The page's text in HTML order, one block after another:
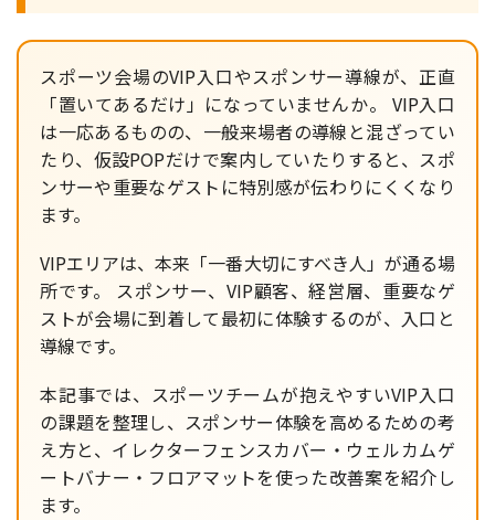
スポーツ会場のVIP入口やスポンサー導線が、正直
「置いてあるだけ」になっていませんか。 VIP入口
は一応あるものの、一般来場者の導線と混ざってい
たり、仮設POPだけで案内していたりすると、スポ
ンサーや重要なゲストに特別感が伝わりにくくなり
ます。
VIPエリアは、本来「一番大切にすべき人」が通る場
所です。 スポンサー、VIP顧客、経営層、重要なゲ
ストが会場に到着して最初に体験するのが、入口と
導線です。
本記事では、スポーツチームが抱えやすいVIP入口
の課題を整理し、スポンサー体験を高めるための考
え方と、イレクターフェンスカバー・ウェルカムゲ
ートバナー・フロアマットを使った改善案を紹介し
ます。